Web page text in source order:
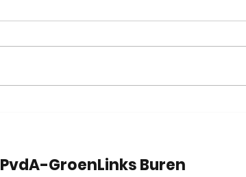
PvdA-GroenLinks Buren